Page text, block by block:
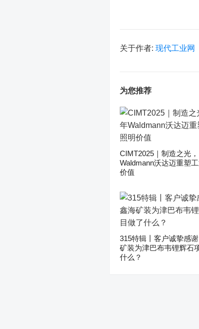
关于作者: 现代工业网
为您推荐
CIMT2025｜制造之光
Waldmann沃达迈重塑
价值
315特辑丨客户诚挚感
矿装为津巴布韦锂辉石
什么？